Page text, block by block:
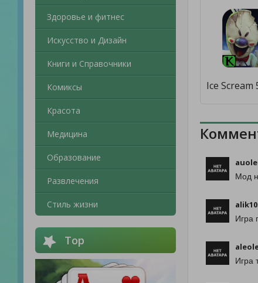
Здоровье и фитнес
Искусство и Дизайн
Книги и Справочники
Комиксы
Красота
Медицина
Образование
Развлечения
Стиль жизни
Top
Мод
Игра
Игра